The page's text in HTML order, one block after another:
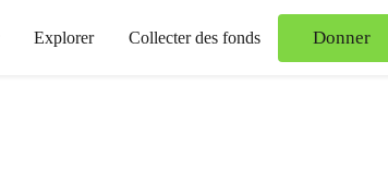
Explorer Collecter des fonds Donner